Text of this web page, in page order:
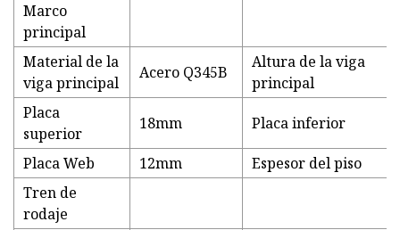
Marco
principal
Material de la
viga principal
Acero Q345B
Altura de la viga
principal
Placa
superior
18mm Placa inferior
Placa Web 12mm
Espesor del piso
Tren de
rodaje